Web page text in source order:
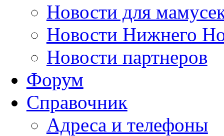
Новости для
Новости Нижнего
Новости партнеров
Форум
Справочник
Адреса и телефоны